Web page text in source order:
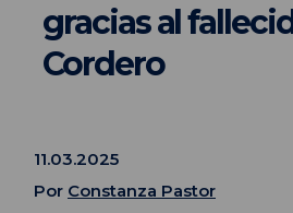
gracias al
Cordero
11.03.2025
Por Constanza Pastor